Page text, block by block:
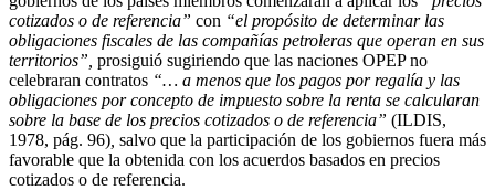
cotizados o de referencia” con “el propósito de determinar las
obligaciones fiscales de las compañías petroleras que operan en sus
territorios”, prosiguió sugiriendo que las naciones OPEP no
celebraran contratos “… a menos que los pagos por regalía y las
obligaciones por concepto de impuesto sobre la renta se calcularan
sobre la base de los precios cotizados o de referencia” (ILDIS,
1978, pág. 96) salvo que la participación de los gobiernos fuera más
favorable que la obtenida con los acuerdos basados en precios
cotizados o de referencia.